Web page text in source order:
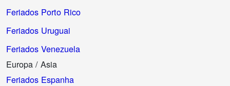
Feriados Porto Rico
Feriados Uruguai
Feriados Venezuela
Europa / Asia
Feriados Espanha